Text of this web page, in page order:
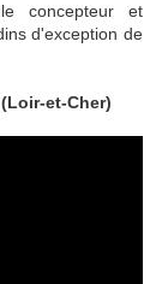
concepteur et
d'exception de
et-Cher)